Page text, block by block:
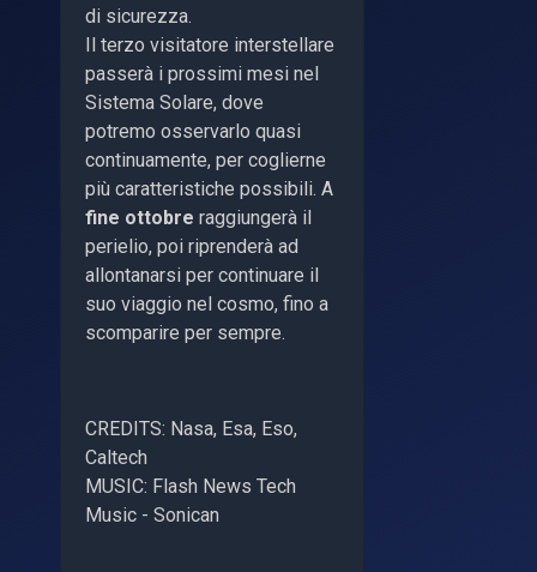
di sicurezza.
Il terzo visitatore interstellare
passerà i prossimi mesi nel
Sistema Solare, dove
potremo osservarlo quasi
continuamente, per coglierne
più caratteristiche possibili. A
fine ottobre raggiungerà il
perielio, poi riprenderà ad
allontanarsi per continuare il
suo viaggio nel cosmo, fino a
scomparire per sempre.
CREDITS: Nasa, Esa, Eso,
Caltech
MUSIC: Flash News Tech
Music - Sonican